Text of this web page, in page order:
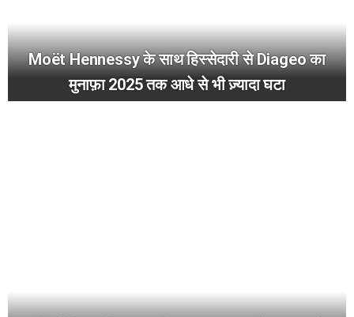
Moët Hennessy के साथ हिस्सेदारी से Diageo का
मुनाफ़ा 2025 तक आधे से भी ज़्यादा घटा